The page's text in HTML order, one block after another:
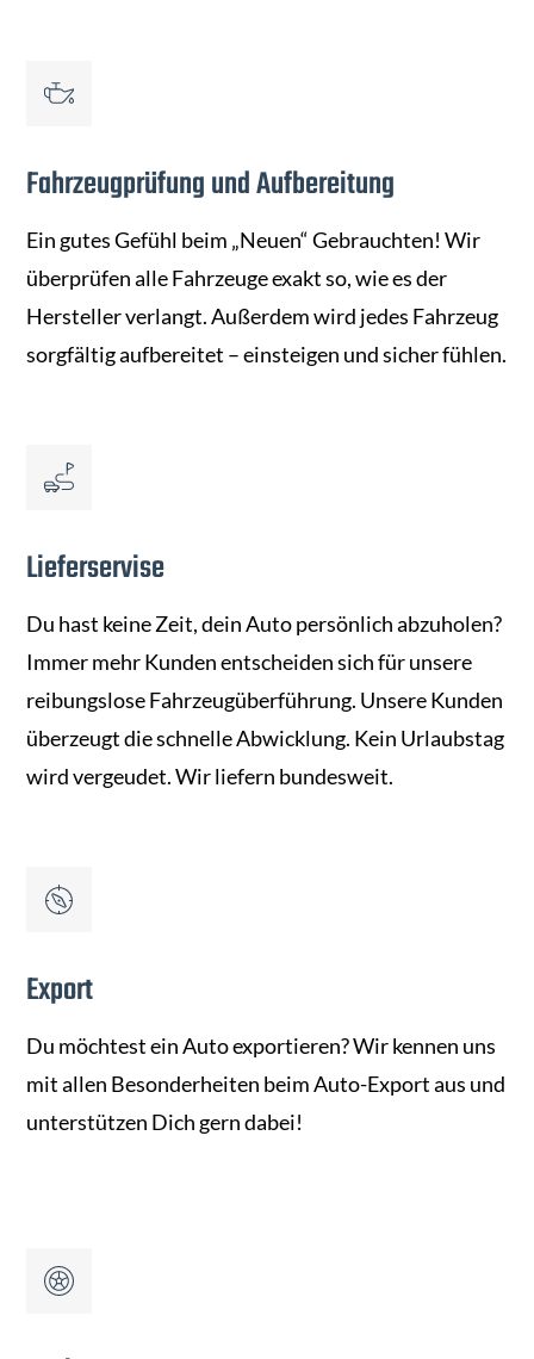
Fahrzeugprüfung und Aufbereitung
Ein gutes Gefühl beim „Neuen“ Gebrauchten! Wir
überprüfen alle Fahrzeuge exakt so, wie es der
Hersteller verlangt. Außerdem wird jedes Fahrzeug
sorgfältig aufbereitet – einsteigen und sicher fühlen.
Lieferservise
Du hast keine Zeit, dein Auto persönlich abzuholen?
Immer mehr Kunden entscheiden sich für unsere
reibungslose Fahrzeugüberführung. Unsere Kunden
überzeugt die schnelle Abwicklung. Kein Urlaubstag
wird vergeudet. Wir liefern bundesweit.
Export
Du möchtest ein Auto exportieren? Wir kennen uns
mit allen Besonderheiten beim Auto-Export aus und
unterstützen Dich gern dabei!